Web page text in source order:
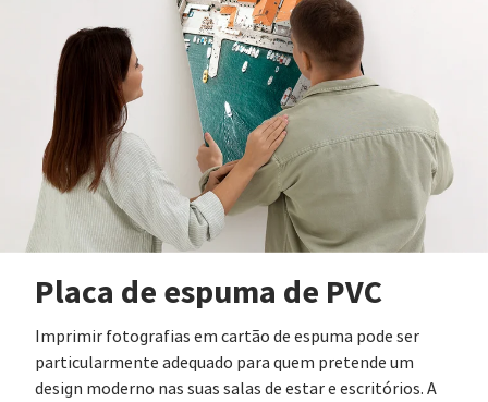
Placa de espuma de PVC
Imprimir fotografias em cartão de espuma pode ser
particularmente adequado para quem pretende um
design moderno nas suas salas de estar e escritórios. A